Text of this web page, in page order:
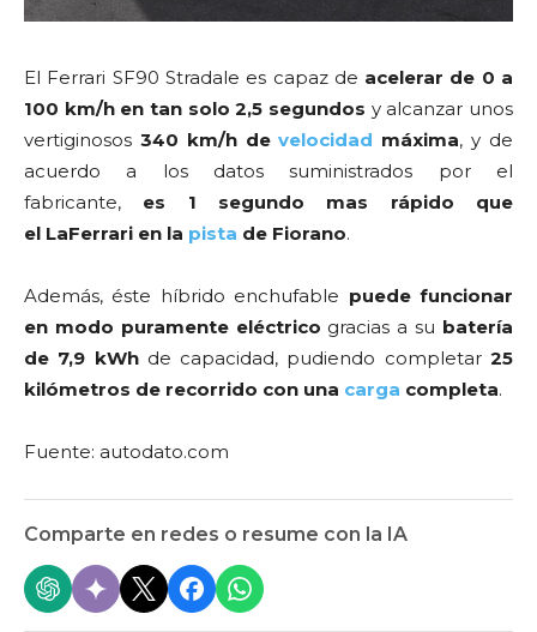
El Ferrari SF90 Stradale es capaz de acelerar de 0 a
100 km/h en tan solo 2,5 segundos y alcanzar unos
vertiginosos 340 km/h develocidad máxima, y de
acuerdo a los datos suministrados por el
fabricante, es 1 segundo mas rápido que
el LaFerrari en la pista de Fiorano.
Además, éste híbrido enchufable puede funcionar
en modo puramente eléctrico gracias a su batería
de 7,9 kWhde capacidad, pudiendo completar25
kilómetros de recorrido con una carga completa.
Fuente: autodato.com
Comparte en redes o resume con la IA